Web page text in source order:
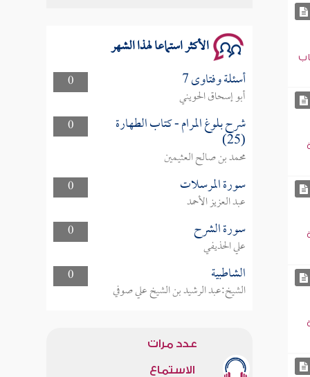
الأكثر استماعا لهذا الشهر
0 أسئلة وفتاوى 7
أبو إسحاق الحويني
0
شرح بلوغ المرام - كتاب الطهارة
(25)
محمد بن صالح العثيمين
0
سورة المرسلات
عبد العزيز الأحمد
0
سورة الشرح
علي الحذيفي
0
الشاطبية
الشيخ:عبد الرشيد بن الشيخ علي صوفي
عدد مرات
الاستماع